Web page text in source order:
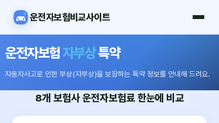
운전자보험비교사이트
운전자보험자부상특약
자동차사고로 인한 부상(자부상)을 보장하는 특약 정보를 안내해 드려요.
8개 보험사운전자보험료 한눈에 비교